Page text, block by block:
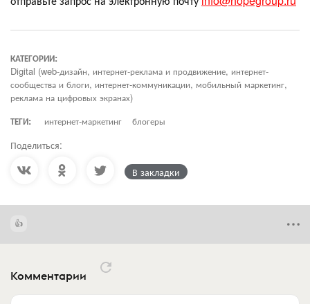
КАТЕГОРИИ:
Digital (web-дизайн, интернет-реклама и продвижение, интернет-
сообщества и блоги, интернет-коммуникации, мобильный маркетинг,
реклама на цифровых экранах)
ТЕГИ:
интернет-маркетинг блогеры
Поделиться:
В закладки
Комментарии